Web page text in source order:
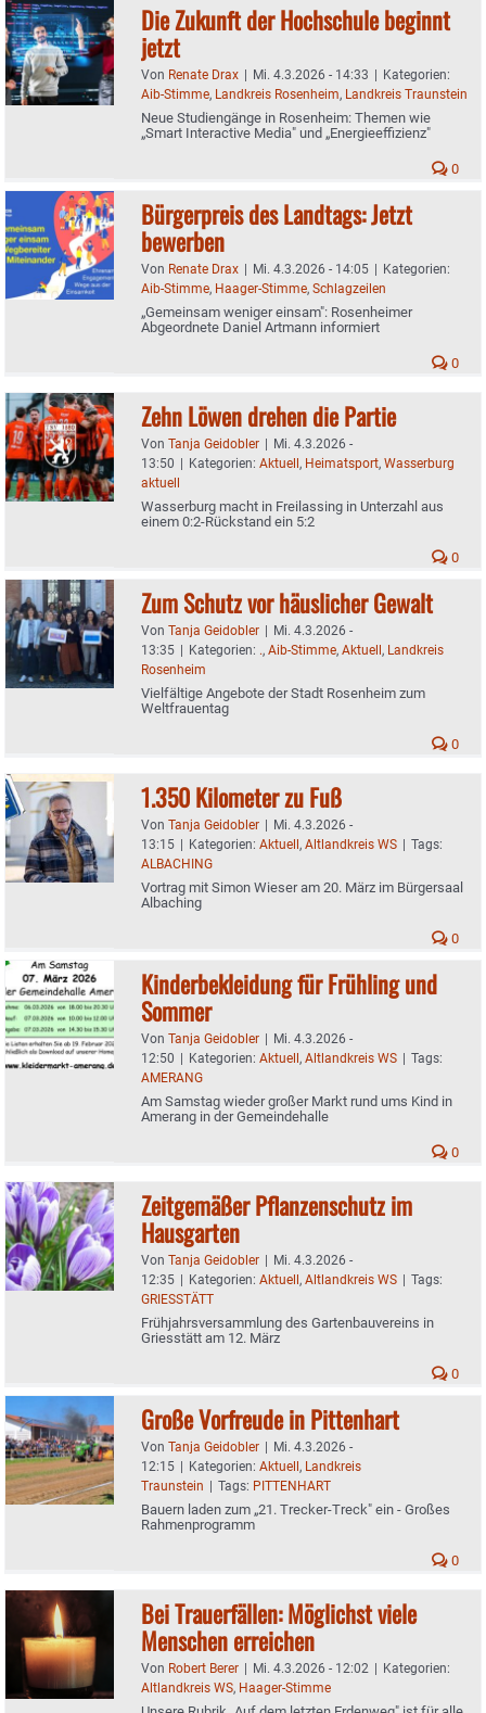
Die Zukunft der Hochschule beginnt
jetzt
Von Renate Drax | Mi. 4.3.2026 - 14:33 | Kategorien:
Aib-Stimme, Landkreis Rosenheim, Landkreis Traunstein
Neue Studiengänge in Rosenheim: Themen wie
„Smart Interactive Media" und „Energieeffizienz"
0
Bürgerpreis des Landtags: Jetzt
bewerben
Von Renate Drax | Mi. 4.3.2026 - 14:05 | Kategorien:
Aib-Stimme, Haager-Stimme, Schlagzeilen
„Gemeinsam weniger einsam": Rosenheimer
Abgeordnete Daniel Artmann informiert
0
Zehn Löwen drehen die Partie
Von Tanja Geidobler | Mi. 4.3.2026 -
13:50 | Kategorien: Aktuell, Heimatsport, Wasserburg
aktuell
Wasserburg macht in Freilassing in Unterzahl aus
einem 0:2-Rückstand ein 5:2
0
Zum Schutz vor häuslicher Gewalt
Von Tanja Geidobler | Mi. 4.3.2026 -
13:35 | Kategorien: ., Aib-Stimme, Aktuell, Landkreis
Rosenheim
Vielfältige Angebote der Stadt Rosenheim zum
Weltfrauentag
0
1.350 Kilometer zu Fuß
Von Tanja Geidobler | Mi. 4.3.2026 -
13:15 | Kategorien: Aktuell, Altlandkreis WS | Tags:
ALBACHING
Vortrag mit Simon Wieser am 20. März im Bürgersaal
Albaching
0
Kinderbekleidung für Frühling und
Sommer
Von Tanja Geidobler | Mi. 4.3.2026 -
12:50 | Kategorien: Aktuell, Altlandkreis WS | Tags:
AMERANG
Am Samstag wieder großer Markt rund ums Kind in
Amerang in der Gemeindehalle
0
Zeitgemäßer Pflanzenschutz im
Hausgarten
Von Tanja Geidobler | Mi. 4.3.2026 -
12:35 | Kategorien: Aktuell, Altlandkreis WS | Tags:
GRIESSTÄTT
Frühjahrsversammlung des Gartenbauvereins in
Griesstätt am 12. März
0
Große Vorfreude in Pittenhart
Von Tanja Geidobler | Mi. 4.3.2026 -
12:15 | Kategorien: Aktuell, Landkreis
Traunstein | Tags: PITTENHART
Bauern laden zum „21. Trecker-Treck" ein - Großes
Rahmenprogramm
0
Bei Trauerfällen: Möglichst viele
Menschen erreichen
Von Robert Berer | Mi. 4.3.2026 - 12:02 | Kategorien:
Altlandkreis WS, Haager-Stimme